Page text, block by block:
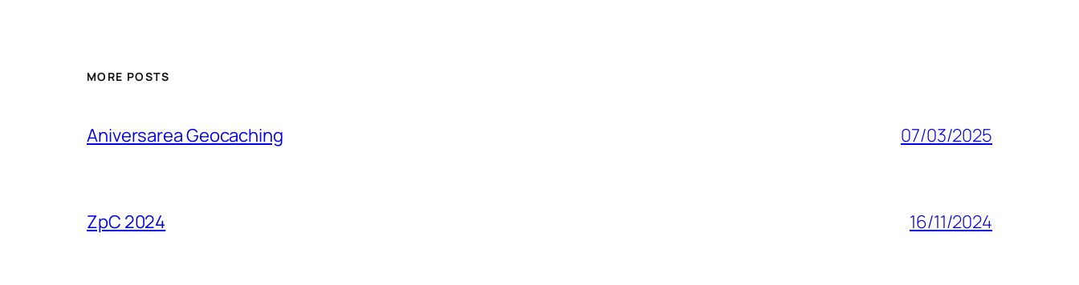
MORE POSTS
Aniversarea Geocaching 07/03/2025
ZpC 2024 16/11/2024